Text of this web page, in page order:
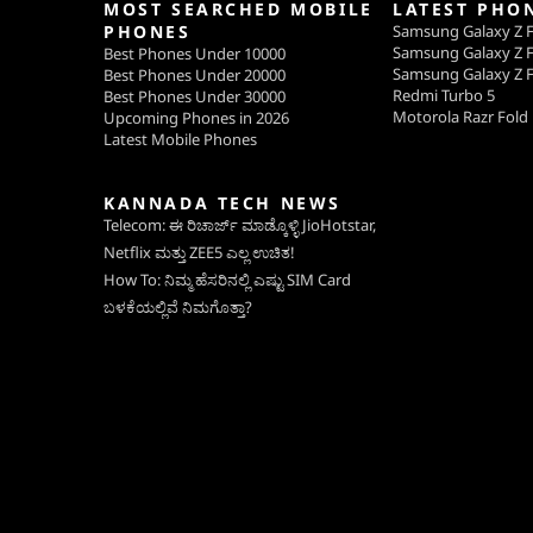
MOST SEARCHED MOBILE
PHONES
Best Phones Under 10000
Best Phones Under 20000
Best Phones Under 30000
Upcoming Phones in 2026
Latest Mobile Phones
LATEST
Samsung Galaxy Z
Samsung Galaxy Z
Samsung Galaxy Z
Redmi Turbo 5
Motorola Razr Fold
KANNADA TECH NEWS
Telecom: ಈ ರಿಚಾರ್ಜ್ ಮಾಡ್ಕೊಳ್ಳಿ JioHotstar,
Netflix ಮತ್ತು ZEE5 ಎಲ್ಲ ಉಚಿತ!
How To: ನಿಮ್ಮ ಹೆಸರಿನಲ್ಲಿ ಎಷ್ಟು SIM Card
ಬಳಕೆಯಲ್ಲಿವೆ ನಿಮಗೊತ್ತಾ?